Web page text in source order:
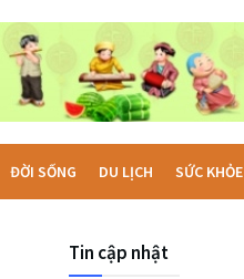
ĐỜI SỐNG DU LỊCH SỨC KHỎE
Tin cập nhật